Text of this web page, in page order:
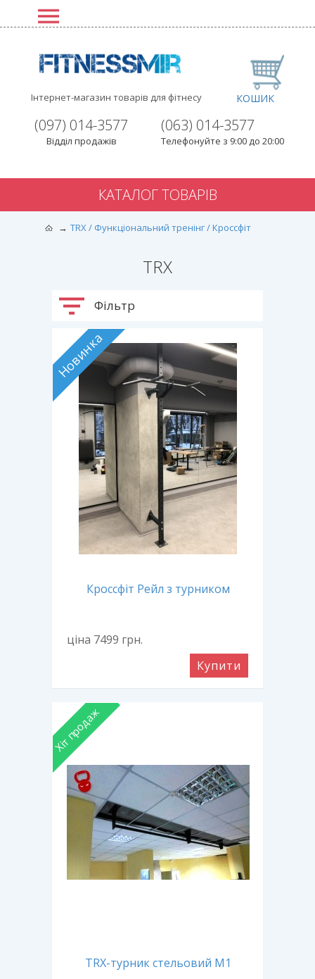
Інтернет-магазин товарів для фітнесу
(063) 014-3577
Телефонуйте з 9:00 до 20:00
(097) 014-3577
Відділ продажів
КОШИК
КАТАЛОГ ТОВАРІВ
TRX / Функціональний тренінг / Кроссфіт
TRX
Фільтр
Новинка
Кроссфіт Рейл з турником
ціна 7499 грн.
Купити
Хіт продаж
TRX-турник стельовий М1